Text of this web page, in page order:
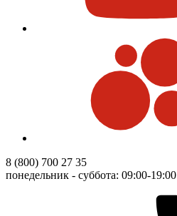
8 (800) 700 27 35
понедельник - суббота: 09:00-19:00